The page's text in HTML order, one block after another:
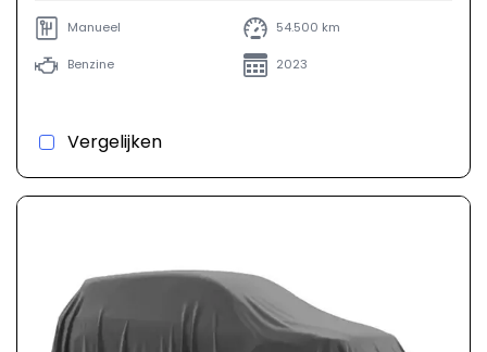
Manueel 54.500 km
Benzine 2023
Vergelijken